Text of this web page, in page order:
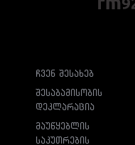
ჩვენ შესახებ
შესაბამისობის
დეკლარაცია
მაუწყებლის
საკუთრების